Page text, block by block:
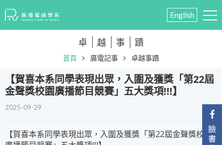
English
卓 越 事 蹟
首頁 廣電記事 卓越事蹟
​【賀喜本系同學表現出眾，入圍及獲獎「第22屆
金聲獎校園廣播節目競賽」五大獎項!!!】
2025-09-29
【賀喜本系同學表現出眾，入圍及獲獎「第22屆金聲獎校園